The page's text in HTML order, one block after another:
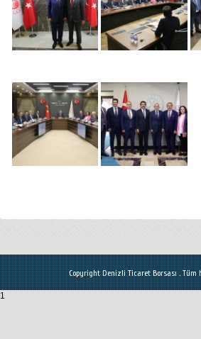
Copyright Denizli Ticaret Borsası . Tüm
1